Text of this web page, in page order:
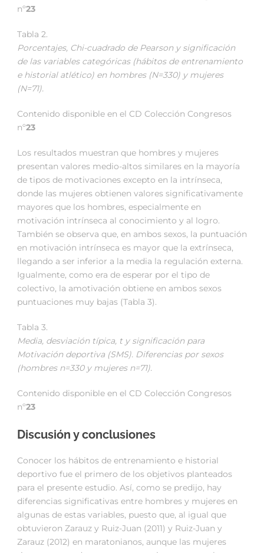
nº23
Tabla 2.
Porcentajes, Chi-cuadrado de Pearson y significación
de las variables categóricas (hábitos de entrenamiento
e historial atlético) en hombres (N=330) y mujeres
(N=71).
Contenido disponible en el CD Colección Congresos
nº23
Los resultados muestran que hombres y mujeres
presentan valores medio-altos similares en la mayoría
de tipos de motivaciones excepto en la intrínseca,
donde las mujeres obtienen valores significativamente
mayores que los hombres, especialmente en
motivación intrínseca al conocimiento y al logro.
También se observa que, en ambos sexos, la puntuación
en motivación intrínseca es mayor que la extrínseca,
llegando a ser inferior a la media la regulación externa.
Igualmente, como era de esperar por el tipo de
colectivo, la amotivación obtiene en ambos sexos
puntuaciones muy bajas (Tabla 3).
Tabla 3.
Media, desviación típica, t y significación para
Motivación deportiva (SMS). Diferencias por sexos
(hombres n=330 y mujeres n=71).
Contenido disponible en el CD Colección Congresos
nº23
Discusión y conclusiones
Conocer los hábitos de entrenamiento e historial
deportivo fue el primero de los objetivos planteados
para el presente estudio. Así, como se predijo, hay
diferencias significativas entre hombres y mujeres en
algunas de estas variables, puesto que, al igual que
obtuvieron Zarauz y Ruiz-Juan (2011) y Ruiz-Juan y
Zarauz (2012) en maratonianos, aunque las mujeres